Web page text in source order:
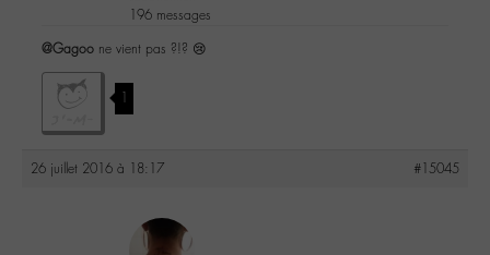
196 messages
@Gagoo ne vient pas ?!? 😢
1
26 juillet 2016 à 18:17 #15045